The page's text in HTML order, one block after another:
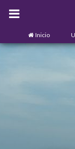
Inicio